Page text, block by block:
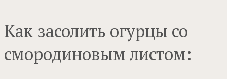
Как засолить огурцы со
смородиновым листом: